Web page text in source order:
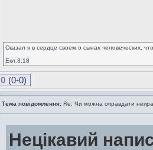
Сказал я в сердце своем о сынах человеческих,
Екл.3:18
0 (0-0)
Тема повідомлення: Re: Чи можна оправдати
Нецікавий